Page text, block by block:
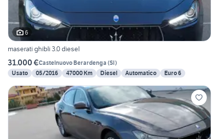
6
maserati ghibli 3.0 diesel
31.000 €Castelnuovo Berardenga (SI)
Usato
05/2016 47000 Km Diesel Automatico Euro 6